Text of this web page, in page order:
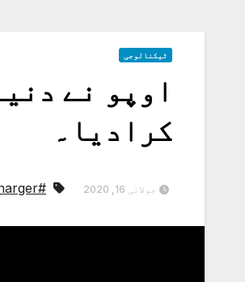
ٹیکنالوجی
کرادیا۔
جولائی 16, 2020 #OPPO 125W Flash charger